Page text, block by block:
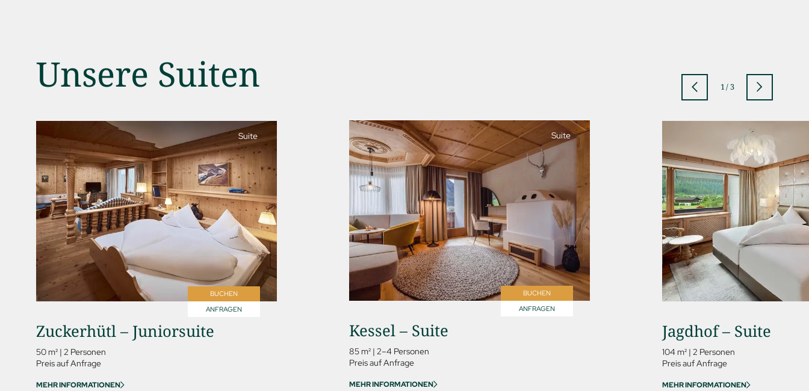
01 Der Jagdhof
02 Zimmer & Suiten
03 Cuisine
04 Spa & Fitness
05 Angebote
06 Aktivitäten
07 Events
jSPA
Unsere Suiten 1/3
Suite
BUCHEN
ANFRAGEN
Zuckerhütl – Juniorsuite
50 m² | 2 Personen
Preis auf Anfrage
MEHR INFORMATIONEN
Suite
BUCHEN
ANFRAGEN
Kessel – Suite
85 m² | 2–4 Personen
Preis auf Anfrage
MEHR INFORMATIONEN
Jagdhof – Suite
104 m² | 2 Personen
Preis auf Anfrage
MEHR INFORMATIONEN